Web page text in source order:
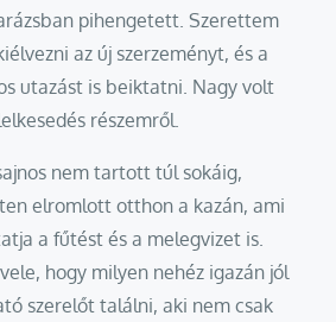
pihengetett. Szerettem
az új szerzeményt, és a
utazást is beiktatni. Nagy volt
részemről.
nem tartott túl sokáig,
elromlott otthon a kazán, ami
a fűtést és a melegvizet is.
hogy milyen nehéz igazán jól
szerelőt találni, aki nem csak